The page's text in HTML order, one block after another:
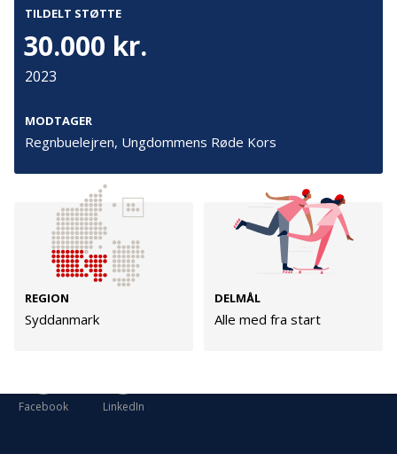
TILDELT STØTTE
30.000 kr.
2023
MODTAGER
Regnbuelejren, Ungdommens Røde Kors
REGION
Syddanmark
DELMÅL
Alle med fra start
Kontakt os
Presse
Cookies
Vilkår
Følg os
TryghedsGruppen
Facebook
Facebook LinkedIn